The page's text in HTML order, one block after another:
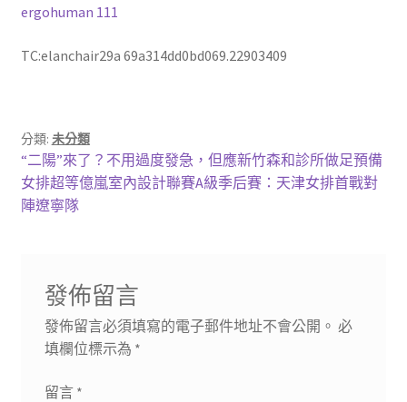
ergohuman 111
TC:elanchair29a 69a314dd0bd069.22903409
分類: 未分類
文
章
上
一
篇
“二陽”來了？不用過度發急，但應新竹森和診所做足預備
下
一
女排超等億嵐室內設計聯賽A級季后賽：天津女排首戰對
陣遼寧隊
發佈留言
發佈留言必須填寫的電子郵件地址不會公開。 必
填欄位標示為 *
留言 *